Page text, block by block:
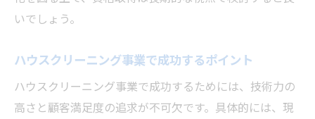
いでしょう。
ハウスクリーニング事業で成功するポイント
ハウスクリーニング事業で成功するためには、技術力の
高さと顧客満足度の追求が不可欠です。具体的には、現